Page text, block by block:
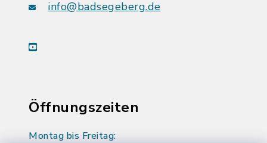
info@badsegeberg.de
youtube
Öffnungszeiten
Montag bis Freitag: